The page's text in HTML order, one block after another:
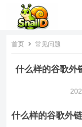
首页 常见问题
什么样的谷歌外
什么样的谷歌外